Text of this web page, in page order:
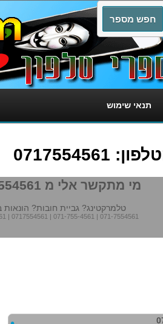
תנאי שימוש
מי מתקשר אלי מ 071-7554561?
טלמרקטינג? גביית חובות? הונאות
| 0717554561 | 071-755-4561 | 071-7554561